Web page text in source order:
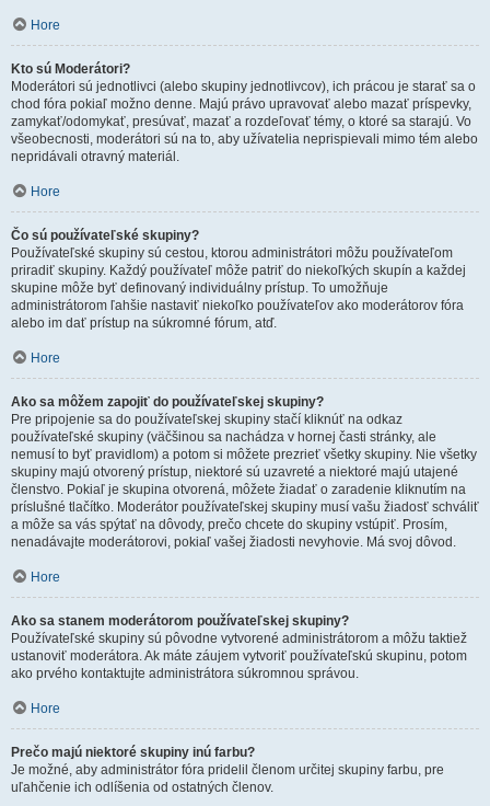
Hore
Kto sú Moderátori?
Moderátori sú jednotlivci (alebo skupiny jednotlivcov), ich prácou je starať sa o
chod fóra pokiaľ možno denne. Majú právo upravovať alebo mazať príspevky,
zamykať/odomykať, presúvať, mazať a rozdeľovať témy, o ktoré sa starajú. Vo
všeobecnosti, moderátori sú na to, aby užívatelia neprispievali mimo tém alebo
nepridávali otravný materiál.
Hore
Čo sú používateľské skupiny?
Používateľské skupiny sú cestou, ktorou administrátori môžu používateľom
priradiť skupiny. Každý používateľ môže patriť do niekoľkých skupín a každej
skupine môže byť definovaný individuálny prístup. To umožňuje
administrátorom ľahšie nastaviť niekoľko používateľov ako moderátorov fóra
alebo im dať prístup na súkromné fórum, atď.
Hore
Ako sa môžem zapojiť do používateľskej skupiny?
Pre pripojenie sa do používateľskej skupiny stačí kliknúť na odkaz
používateľské skupiny (väčšinou sa nachádza v hornej časti stránky, ale
nemusí to byť pravidlom) a potom si môžete prezrieť všetky skupiny. Nie všetky
skupiny majú otvorený prístup, niektoré sú uzavreté a niektoré majú utajené
členstvo. Pokiaľ je skupina otvorená, môžete žiadať o zaradenie kliknutím na
príslušné tlačítko. Moderátor používateľskej skupiny musí vašu žiadosť schváliť
a môže sa vás spýtať na dôvody, prečo chcete do skupiny vstúpiť. Prosím,
nenadávajte moderátorovi, pokiaľ vašej žiadosti nevyhovie. Má svoj dôvod.
Hore
Ako sa stanem moderátorom používateľskej skupiny?
Používateľské skupiny sú pôvodne vytvorené administrátorom a môžu taktiež
ustanoviť moderátora. Ak máte záujem vytvoriť používateľskú skupinu, potom
ako prvého kontaktujte administrátora súkromnou správou.
Hore
Prečo majú niektoré skupiny inú farbu?
Je možné, aby administrátor fóra pridelil členom určitej skupiny farbu, pre
uľahčenie ich odlíšenia od ostatných členov.